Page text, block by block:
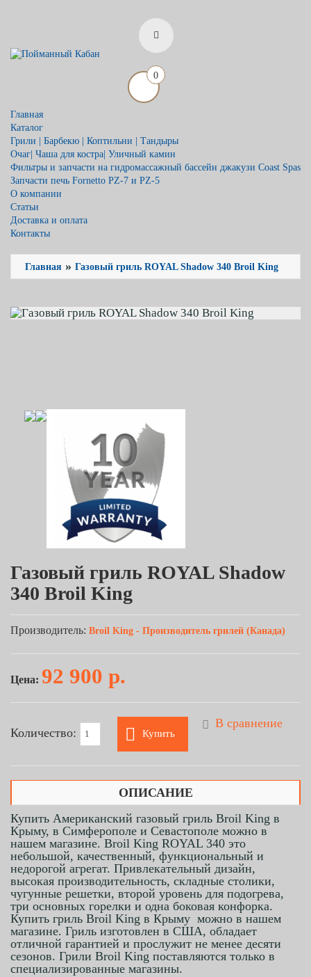
0
Главная
Каталог
Грили | Барбекю | Коптильни | Тандыры
Очаг| Чаша для костра| Уличный камин
Фильтры и запчасти на гидромассажный бассейн джакузи Coast Spas
Запчасти печь Fornetto PZ-7 и PZ-5
О компании
Статьи
Доставка и оплата
Контакты
Главная » Газовый гриль ROYAL Shadow 340 Broil King
Газовый гриль ROYAL Shadow
340 Broil King
Производитель: Broil King - Производитель грилей (Канада)
Цена: 92 900 р.
Количество: Купить
В сравнение
ОПИСАНИЕ
Купить Американский газовый гриль Broil King в
Крыму, в Симферополе и Севастополе можно в
нашем магазине. Broil King ROYAL 340 это
небольшой, качественный, функциональный и
недорогой агрегат. Привлекательный дизайн,
высокая производительность, складные столики,
чугунные решетки, второй уровень для подогрева,
три основных горелки и одна боковая конфорка.
Купить гриль Broil King в Крыму можно в нашем
магазине. Гриль изготовлен в США, обладает
отличной гарантией и прослужит не менее десяти
сезонов. Грили Broil King поставляются только в
специализированные магазины.